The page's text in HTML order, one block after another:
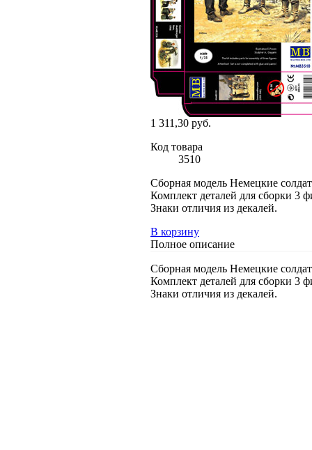
1 311,30 руб.
Код товара
3510
Сборная модель Немецкие
Комплект деталей для сборки 3
Знаки отличия из декалей.
В корзину
Полное описание
Сборная модель Немецкие
Комплект деталей для сборки 3
Знаки отличия из декалей.